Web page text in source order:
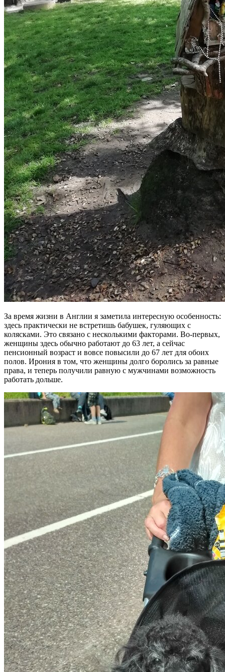
За время жизни в Англии я заметила интересную особенность:
здесь практически не встретишь бабушек, гуляющих с
колясками. Это связано с несколькими факторами. Во-первых,
женщины здесь обычно работают до 63 лет, а сейчас
пенсионный возраст и вовсе повысили до 67 лет для обоих
полов. Ирония в том, что женщины долго боролись за равные
права, и теперь получили равную с мужчинами возможность
работать дольше.